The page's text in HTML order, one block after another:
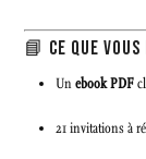
📘 CE QUE VOUS
Unebook PDF
21 invitations à